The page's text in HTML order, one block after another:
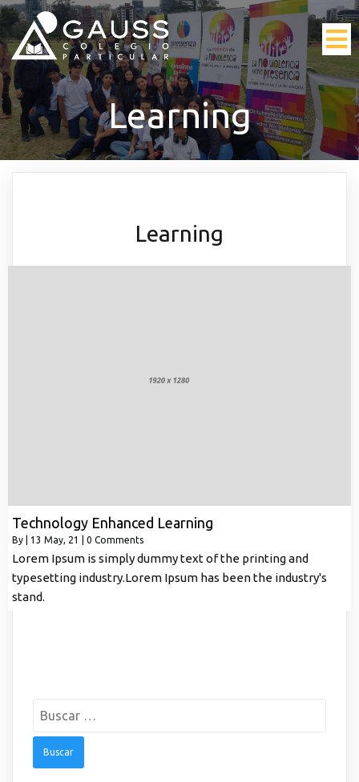
Learning
Learning
Technology Enhanced Learning
By 13 May, 21 0 Comments
Lorem Ipsum is simply dummy text of the printing and
typesetting industry.Lorem Ipsum has been the industry's
stand.